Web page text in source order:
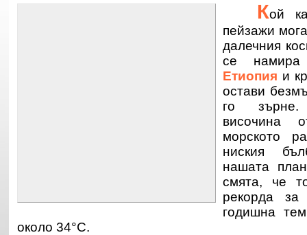
Кой
пейзажи
далечния
се намира
Етиопия и
остави
го
височина
морското
ниския
нашата
смята, че
рекорда за
годишна
около 34°C.